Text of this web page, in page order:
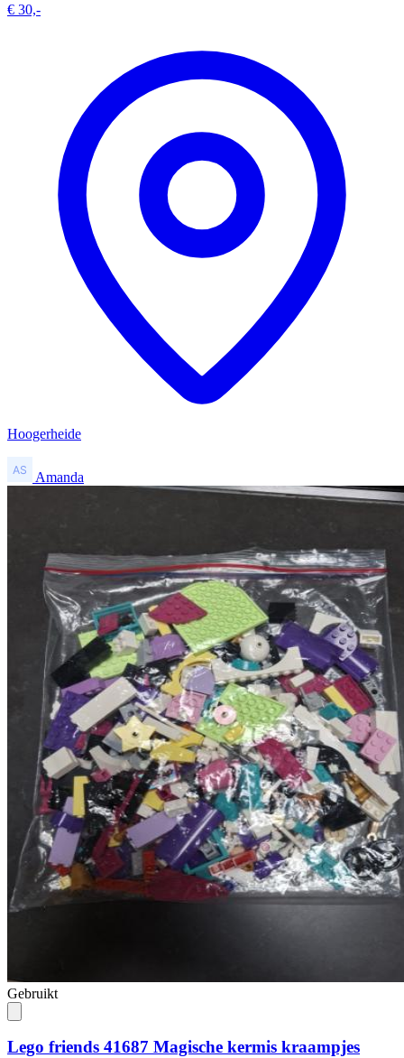
€ 30,-
Hoogerheide
Amanda
Gebruikt
Lego friends 41687 Magische kermis kraampjes